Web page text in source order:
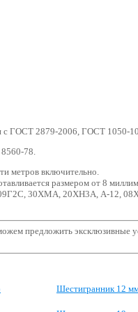
с ГОСТ 2879-2006, ГОСТ 1050-
8560-78.
метров включительно.
размером от 8
30ХМА, 20ХН3А, А-12,
предложить эксклюзивные
Шестигранник 12